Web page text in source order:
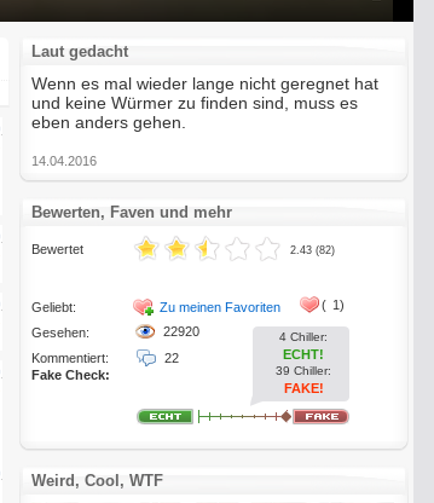
Laut gedacht
Wenn es mal wieder lange nicht geregnet hat
und keine Würmer zu finden sind, muss es
eben anders gehen.
14.04.2016
Bewerten, Faven und mehr
Bewertet
Geliebt:
Gesehen:
Kommentiert:
Fake Check:
2.43 (82)
Zu meinen Favoriten
22920
22
( 1)
4 Chiller:
ECHT!
39 Chiller:
FAKE!
Weird, Cool, WTF